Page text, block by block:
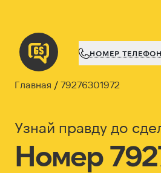
НОМЕР
Главная 79276301972
Узнай правду до
Номер